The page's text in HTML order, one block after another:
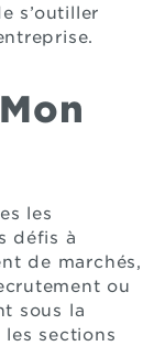
s’outiller
les
défis à
de marchés,
ou
sous la
les sections